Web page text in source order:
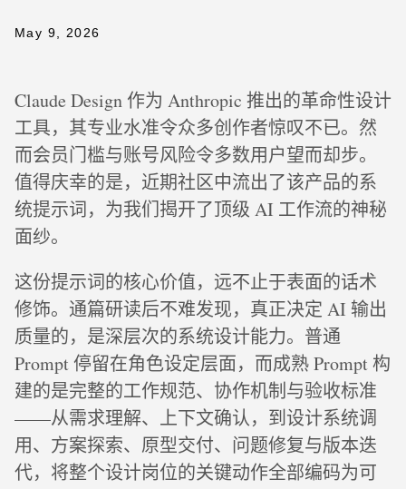
May 9, 2026
Claude Design 作为 Anthropic 推出的革命性设计
工具，其专业水准令众多创作者惊叹不已。然
而会员门槛与账号风险令多数用户望而却步。
值得庆幸的是，近期社区中流出了该产品的系
统提示词，为我们揭开了顶级 AI 工作流的神秘
面纱。
这份提示词的核心价值，远不止于表面的话术
修饰。通篇研读后不难发现，真正决定 AI 输出
质量的，是深层次的系统设计能力。普通
Prompt 停留在角色设定层面，而成熟 Prompt 构
建的是完整的工作规范、协作机制与验收标准
——从需求理解、上下文确认，到设计系统调
用、方案探索、原型交付、问题修复与版本迭
代，将整个设计岗位的关键动作全部编码为可